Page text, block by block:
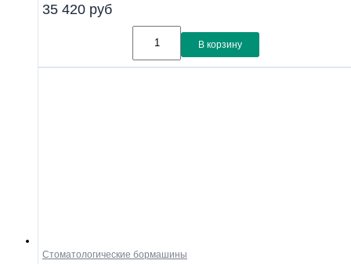
35 420 руб
В корзину
Стоматологические бормашины